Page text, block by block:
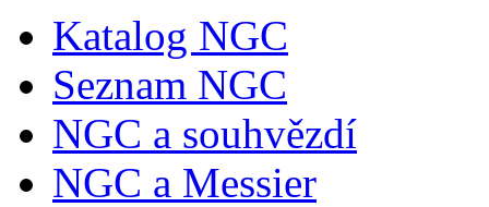
Katalog NGC
Seznam NGC
NGC a souhvězdí
NGC a Messier